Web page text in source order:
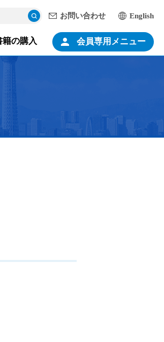
検索お問い合わせ English
籍の購入 会員専用メニュー